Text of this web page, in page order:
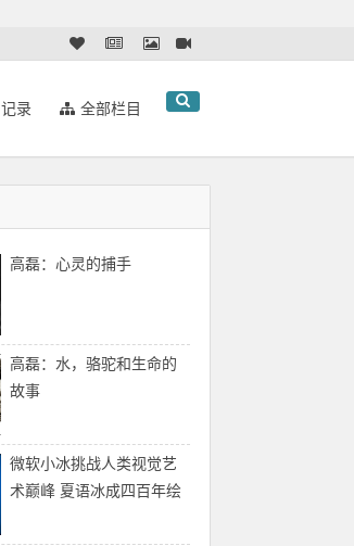
记录 全部栏目
高磊：心灵的捕手
高磊：水，骆驼和生命的
故事
微软小冰挑战人类视觉艺
术巅峰 夏语冰成四百年绘